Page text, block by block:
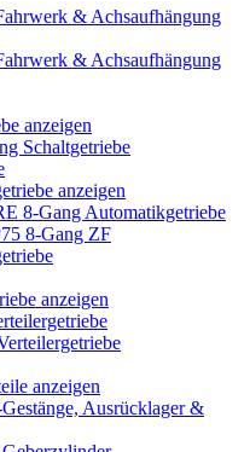
& Achsaufhängung
& Achsaufhängung
anzeigen
Schaltgetriebe
anzeigen
8-Gang Automatikgetriebe
8-Gang ZF
anzeigen
anzeigen
Ausrücklager &